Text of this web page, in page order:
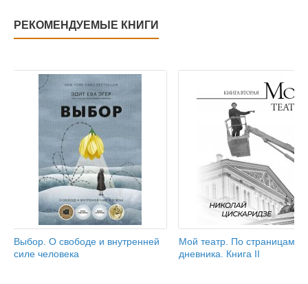
РЕКОМЕНДУЕМЫЕ КНИГИ
Выбор. О свободе и внутренней
силе человека
Мой театр. По страницам
дневника. Книга II